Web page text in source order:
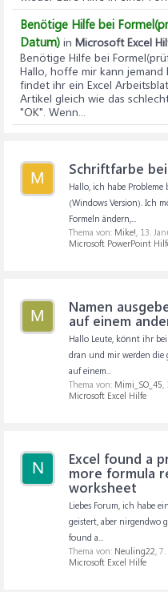
Benötige Hilfe bei
Datum) in Microsoft Excel
Benötige Hilfe bei
Hallo, hoffe mir kann jemand
findet ihr ein Excel
Artikel gleich wie das
"OK". Wenn...
M Schriftfarbe
Hallo, ich habe
(Windows Version). Ich
Formeln ändern,...
Thema von: Mike! 13.
Microsoft PowerPoint
M
Namen
auf einem
Hallo Leute, könnt ihr
dran und mir werden die
auf einem...
Thema von: Mimi_SO_45
Microsoft Excel Hilfe
N
Excel found a
more formula
worksheet
Liebes Forum, ich habe
geistert, aber nirgendwo
found a...
Thema von: Neuling22 7.
Microsoft Excel Hilfe